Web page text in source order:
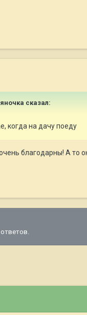
сказал:
когда на дачу поеду
благодарны! А то